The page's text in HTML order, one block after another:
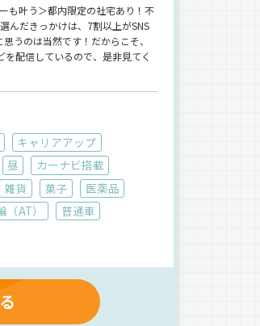
も叶う＞都内限定の社宅あり！不
んだきっかけは、7割以上がSNS
うのは当然です！だからこそ、
配信しているので、是非見てく
キャリアアップ
昼
カーナビ搭載
雑貨 菓子
医薬品
AT）
普通車